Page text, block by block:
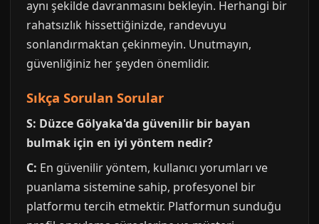
aynı şekilde davranmasını bekleyin. Herhangi bir
rahatsızlık hissettiğinizde, randevuyu
sonlandırmaktan çekinmeyin. Unutmayın,
güvenliğiniz her şeyden önemlidir.
Sıkça Sorulan Sorular
S: Düzce Gölyaka'da güvenilir bir bayan
bulmak için en iyi yöntem nedir?
C: En güvenilir yöntem, kullanıcı yorumları ve
puanlama sistemine sahip, profesyonel bir
platformu tercih etmektir. Platformun sunduğu